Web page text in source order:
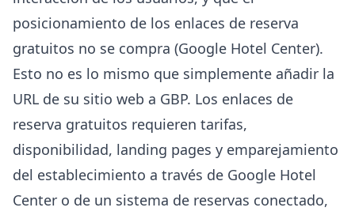
posicionamiento de los enlaces de reserva
gratuitos no se compra (Google Hotel Center).
Esto no es lo mismo que simplemente añadir la
URL de su sitio web a GBP. Los enlaces de
reserva gratuitos requieren tarifas,
disponibilidad, landing pages y emparejamiento
del establecimiento a través de Google Hotel
Center o de un sistema de reservas conectado,